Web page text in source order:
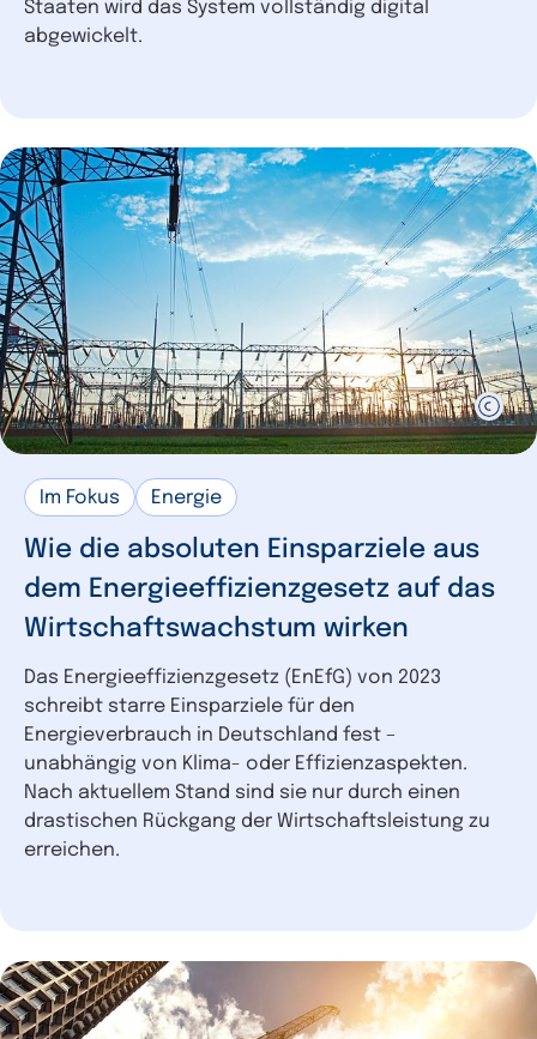
Staaten wird das System vollständig digital
abgewickelt.
Im Fokus Energie
Wie die absoluten Einsparziele aus
dem Energieeffizienzgesetz auf das
Wirtschaftswachstum wirken
Das Energieeffizienzgesetz (EnEfG) von 2023
schreibt starre Einsparziele für den
Energieverbrauch in Deutschland fest –
unabhängig von Klima- oder Effizienzaspekten.
Nach aktuellem Stand sind sie nur durch einen
drastischen Rückgang der Wirtschaftsleistung zu
erreichen.